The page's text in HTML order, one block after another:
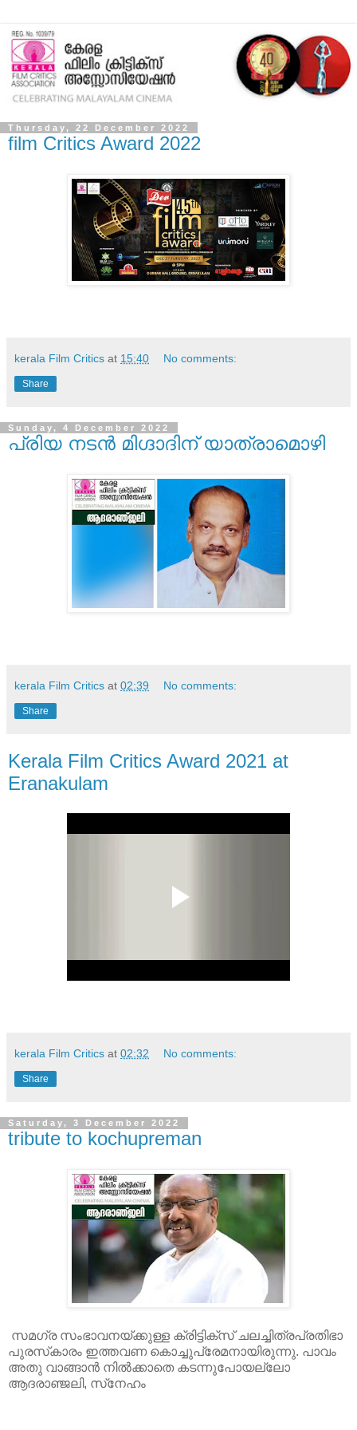
Thursday, 22 December 2022
film Critics Award 2022
kerala Film Critics at 15:40 No comments:
Share
Sunday, 4 December 2022
പ്രിയ നടന്‍ മിഗ്ദാദിന് യാത്രാമൊഴി
kerala Film Critics at 02:39 No comments:
Share
Kerala Film Critics Award 2021 at
Eranakulam
kerala Film Critics at 02:32 No comments:
Share
Saturday, 3 December 2022
tribute to kochupreman
സമഗ്ര സംഭാവനയ്ക്കുള്ള ക്രിട്ടിക്‌സ് ചലച്ചിത്രപ്രതിഭാ
പുരസ്‌കാരം ഇത്തവണ കൊച്ചുപ്രേമനായിരുന്നു. പാവം
അതു വാങ്ങാന്‍ നില്‍ക്കാതെ കടന്നുപോയല്ലോ
ആദരാഞ്ജലി, സ്‌നേഹം